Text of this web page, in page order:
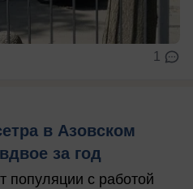
1
в Азовском
за год
популяции с работой